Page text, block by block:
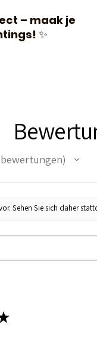
– maak je
✨
Sehen Sie sich daher